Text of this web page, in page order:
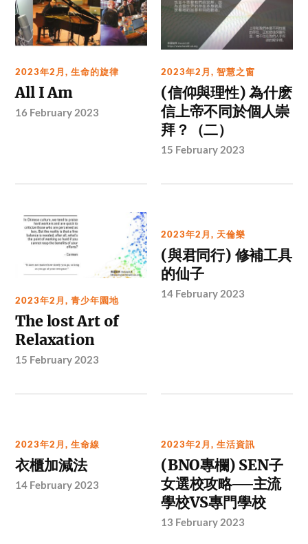
2023年2月,生命的旋律
All I Am
16 February 2023
2023年2月,智慧之窗
(信仰與理性) 為什麽
信上帝不同於個人崇
拜？（二）
15 February 2023
2023年2月,青少年園地
The lost Art of
Relaxation
15 February 2023
2023年2月, 天倫樂
(與君同行) 修補工具
的仙子
14 February 2023
2023年2月,生命線
衣櫃加減法
14 February 2023
2023年2月,生活資訊
(BNO專欄) SEN子
女選校攻略──主流
學校VS專門學校
13 February 2023